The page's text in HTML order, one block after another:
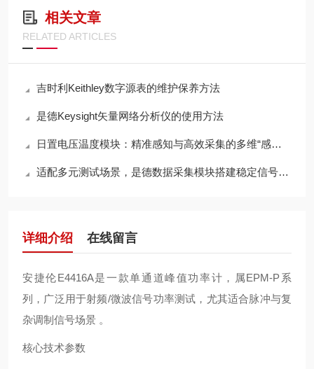
相关文章
RELATED ARTICLES
吉时利Keithley数字源表的维护保养方法
是德Keysight矢量网络分析仪的使用方法
日置电压温度模块：精准感知与高效采集的多维“感知中枢”
适配多元测试场景，是德数据采集模块搭建稳定信号采集体系
详细介绍 在线留言
安捷伦E4416A是一款单通道峰值功率计，属EPM‑P系
列，广泛用于射频/微波信号功率测试，尤其适合脉冲与复
杂调制信号场景 。
核心技术参数